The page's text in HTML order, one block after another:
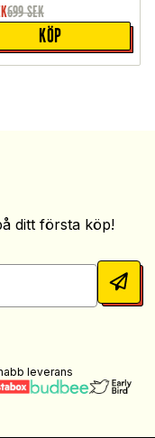
699 SEK
KÖP
ditt första köp!
leverans